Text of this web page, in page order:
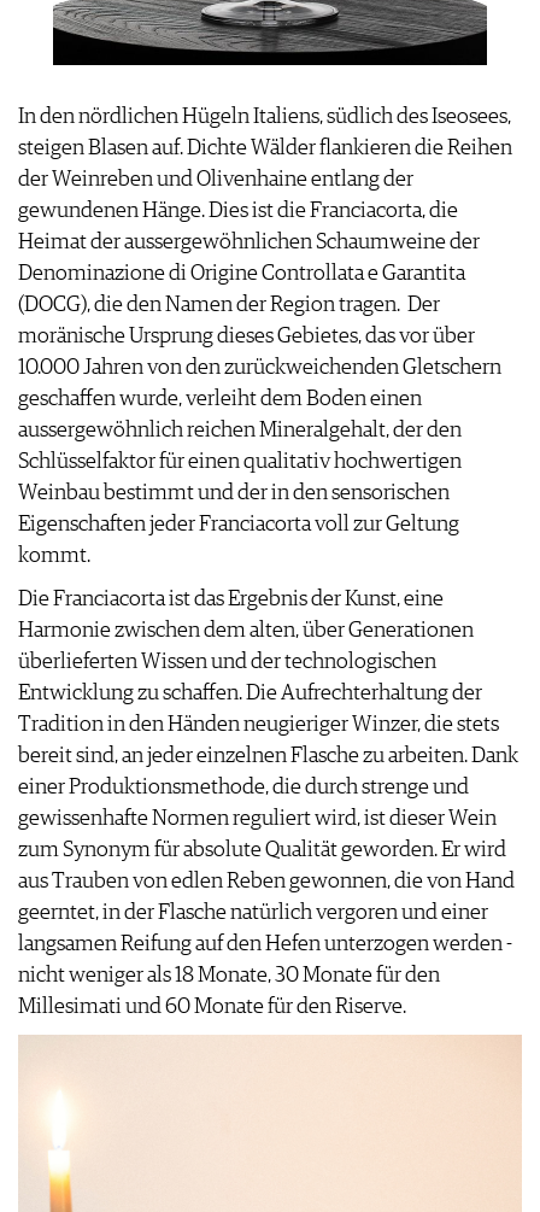
PRESSE
FAQ
In den nördlichen Hügeln Italiens, südlich des Iseosees,
steigen Blasen auf. Dichte Wälder flankieren die Reihen
der Weinreben und Olivenhaine entlang der
gewundenen Hänge. Dies ist die Franciacorta, die
Heimat der aussergewöhnlichen Schaumweine der
Denominazione di Origine Controllata e Garantita
(DOCG), die den Namen der Region tragen. Der
moränische Ursprung dieses Gebietes, das vor über
10.000 Jahren von den zurückweichenden Gletschern
geschaffen wurde, verleiht dem Boden einen
aussergewöhnlich reichen Mineralgehalt, der den
Schlüsselfaktor für einen qualitativ hochwertigen
Weinbau bestimmt und der in den sensorischen
Eigenschaften jeder Franciacorta voll zur Geltung
kommt.
Die Franciacorta ist das Ergebnis der Kunst, eine
Harmonie zwischen dem alten, über Generationen
überlieferten Wissen und der technologischen
Entwicklung zu schaffen. Die Aufrechterhaltung der
Tradition in den Händen neugieriger Winzer, die stets
bereit sind, an jeder einzelnen Flasche zu arbeiten. Dank
einer Produktionsmethode, die durch strenge und
gewissenhafte Normen reguliert wird, ist dieser Wein
zum Synonym für absolute Qualität geworden. Er wird
aus Trauben von edlen Reben gewonnen, die von Hand
geerntet, in der Flasche natürlich vergoren und einer
langsamen Reifung auf den Hefen unterzogen werden -
nicht weniger als 18 Monate, 30 Monate für den
Millesimati und 60 Monate für den Riserve.